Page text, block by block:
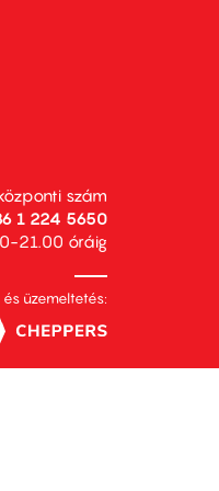
szám
1 224 5650
21.00 óráig
és üzemeltetés: